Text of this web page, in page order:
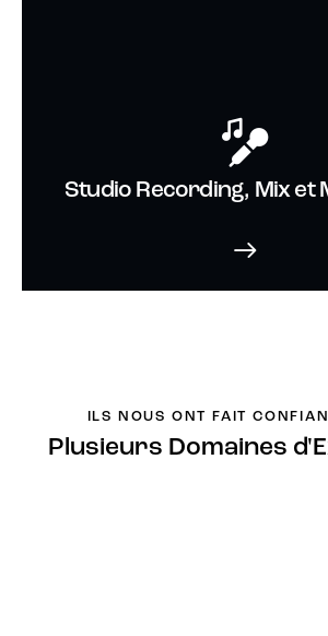
Studio Recording, Mix et
ILS NOUS ONT FAIT
Plusieurs Domaines